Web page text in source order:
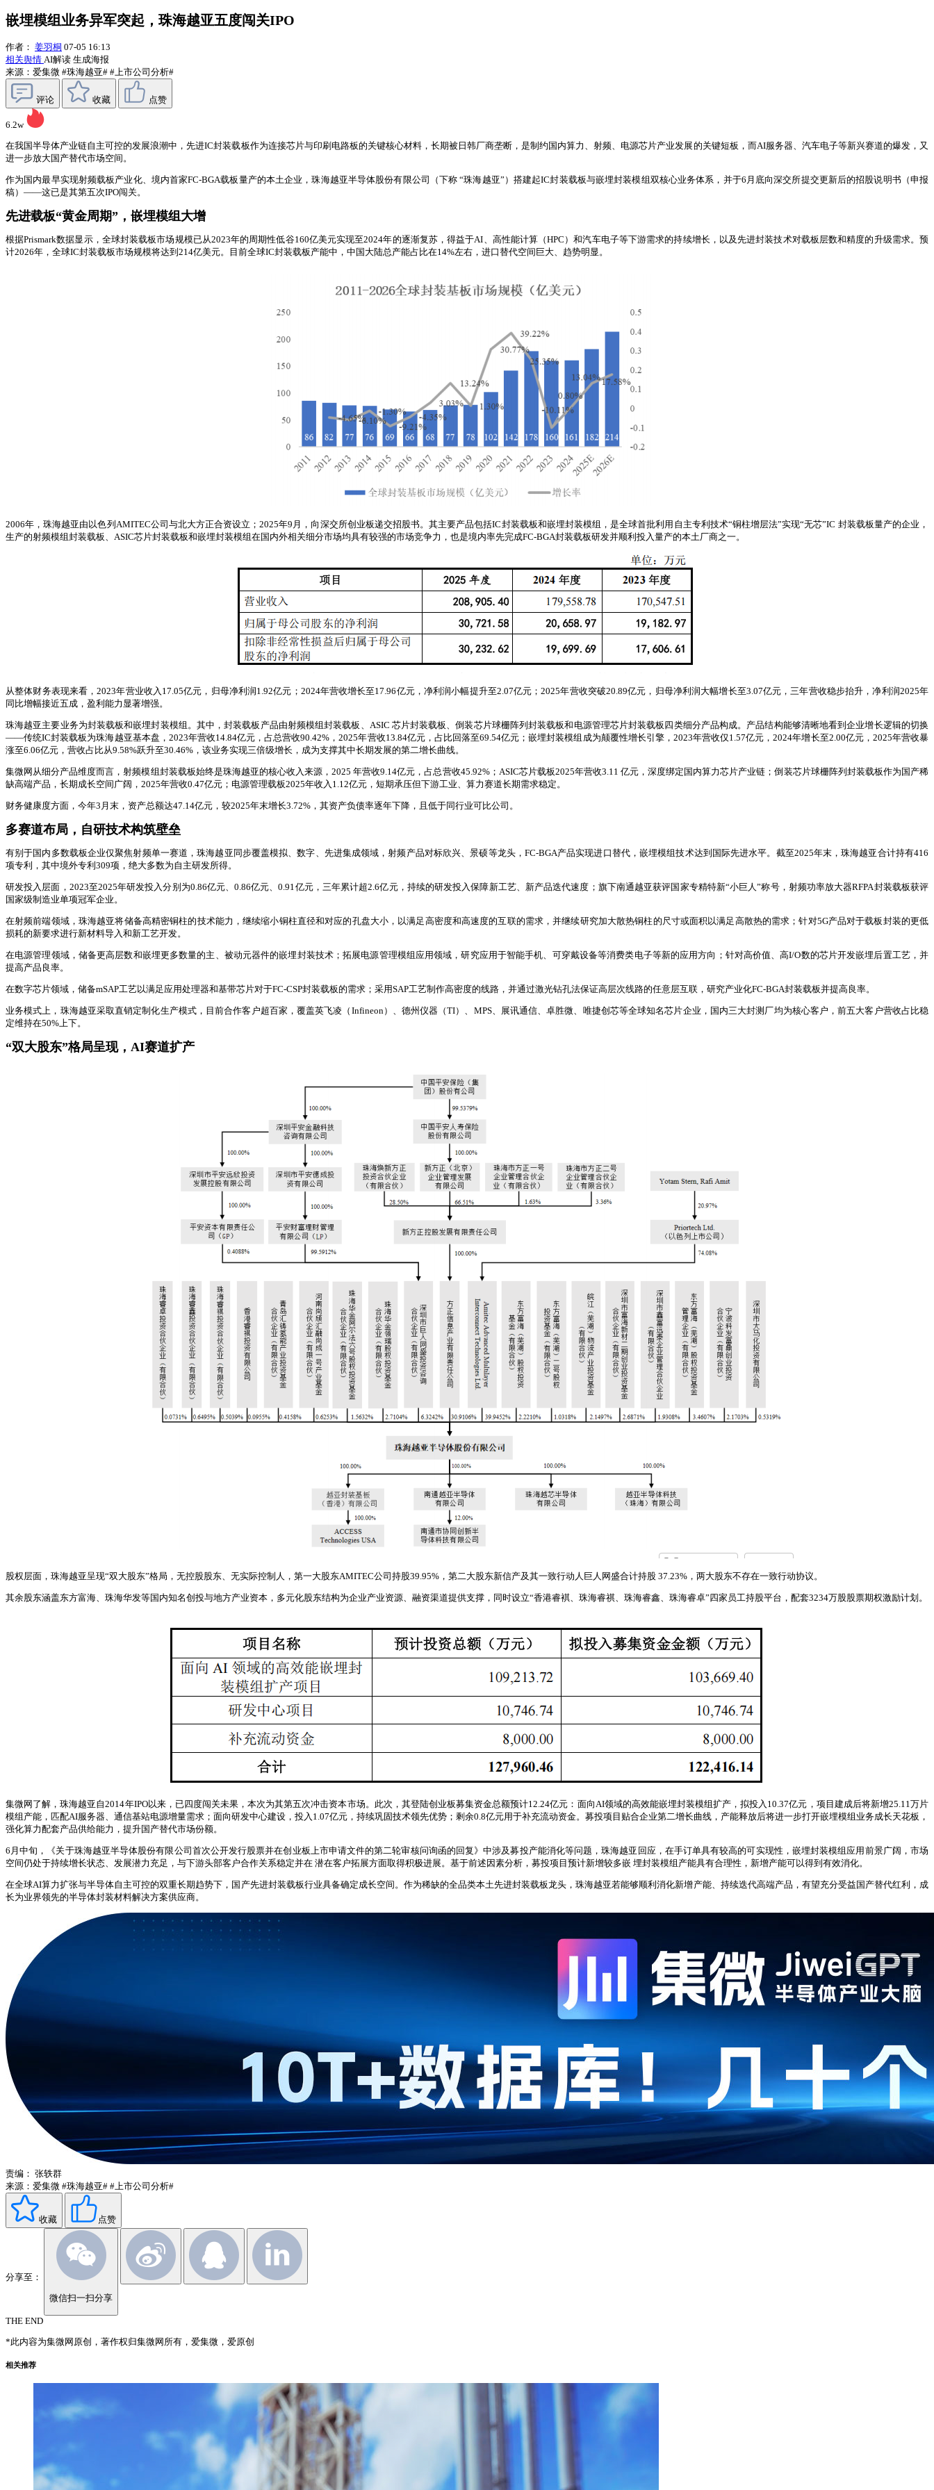
嵌埋模组业务异军突起，珠海越亚五度闯关IPO
作者： 姜羽桐 07-05 16:13
相关舆情 AI解读 生成海报
来源：爱集微 #珠海越亚# #上市公司分析#
评论 收藏 点赞
6.2w
在我国半导体产业链自主可控的发展浪潮中，先进IC封装载板作为连接芯片与印刷电路板的关键核心材料，长期被日韩厂商垄断，是制约国内算力、射频、电源芯片产业发展的关键短板，而AI服务器、汽车电子等新兴赛道的爆发，又
进一步放大国产替代市场空间。
作为国内最早实现射频载板产业化、境内首家FC-BGA载板量产的本土企业，珠海越亚半导体股份有限公司（下称 “珠海越亚”）搭建起IC封装载板与嵌埋封装模组双核心业务体系，并于6月底向深交所提交更新后的招股说明书（申报
稿）——这已是其第五次IPO闯关。
先进载板“黄金周期”，嵌埋模组大增
根据Prismark数据显示，全球封装载板市场规模已从2023年的周期性低谷160亿美元实现至2024年的逐渐复苏，得益于AI、高性能计算（HPC）和汽车电子等下游需求的持续增长，以及先进封装技术对载板层数和精度的升级需求。预
计2026年，全球IC封装载板市场规模将达到214亿美元。目前全球IC封装载板产能中，中国大陆总产能占比在14%左右，进口替代空间巨大、趋势明显。
2006年，珠海越亚由以色列AMITEC公司与北大方正合资设立；2025年9月，向深交所创业板递交招股书。其主要产品包括IC封装载板和嵌埋封装模组，是全球首批利用自主专利技术“铜柱增层法”实现“无芯”IC 封装载板量产的企业，
生产的射频模组封装载板、ASIC芯片封装载板和嵌埋封装模组在国内外相关细分市场均具有较强的市场竞争力，也是境内率先完成FC-BGA封装载板研发并顺利投入量产的本土厂商之一。
从整体财务表现来看，2023年营业收入17.05亿元，归母净利润1.92亿元；2024年营收增长至17.96亿元，净利润小幅提升至2.07亿元；2025年营收突破20.89亿元，归母净利润大幅增长至3.07亿元，三年营收稳步抬升，净利润2025年
同比增幅接近五成，盈利能力显著增强。
珠海越亚主要业务为封装载板和嵌埋封装模组。其中，封装载板产品由射频模组封装载板、ASIC 芯片封装载板、倒装芯片球栅阵列封装载板和电源管理芯片封装载板四类细分产品构成。产品结构能够清晰地看到企业增长逻辑的切换
——传统IC封装载板为珠海越亚基本盘，2023年营收14.84亿元，占总营收90.42%，2025年营收13.84亿元，占比回落至69.54亿元；嵌埋封装模组成为颠覆性增长引擎，2023年营收仅1.57亿元，2024年增长至2.00亿元，2025年营收暴
涨至6.06亿元，营收占比从9.58%跃升至30.46%，该业务实现三倍级增长，成为支撑其中长期发展的第二增长曲线。
集微网从细分产品维度而言，射频模组封装载板始终是珠海越亚的核心收入来源，2025 年营收9.14亿元，占总营收45.92%；ASIC芯片载板2025年营收3.11 亿元，深度绑定国内算力芯片产业链；倒装芯片球栅阵列封装载板作为国产稀
缺高端产品，长期成长空间广阔，2025年营收0.47亿元；电源管理载板2025年收入1.12亿元，短期承压但下游工业、算力赛道长期需求稳定。
财务健康度方面，今年3月末，资产总额达47.14亿元，较2025年末增长3.72%，其资产负债率逐年下降，且低于同行业可比公司。
多赛道布局，自研技术构筑壁垒
有别于国内多数载板企业仅聚焦射频单一赛道，珠海越亚同步覆盖模拟、数字、先进集成领域，射频产品对标欣兴、景硕等龙头，FC-BGA产品实现进口替代，嵌埋模组技术达到国际先进水平。截至2025年末，珠海越亚合计持有416
项专利，其中境外专利309项，绝大多数为自主研发所得。
研发投入层面，2023至2025年研发投入分别为0.86亿元、0.86亿元、0.91亿元，三年累计超2.6亿元，持续的研发投入保障新工艺、新产品迭代速度；旗下南通越亚获评国家专精特新“小巨人”称号，射频功率放大器RFPA封装载板获评
国家级制造业单项冠军企业。
在射频前端领域，珠海越亚将储备高精密铜柱的技术能力，继续缩小铜柱直径和对应的孔盘大小，以满足高密度和高速度的互联的需求，并继续研究加大散热铜柱的尺寸或面积以满足高散热的需求；针对5G产品对于载板封装的更低
损耗的新要求进行新材料导入和新工艺开发。
在电源管理领域，储备更高层数和嵌埋更多数量的主、被动元器件的嵌埋封装技术；拓展电源管理模组应用领域，研究应用于智能手机、可穿戴设备等消费类电子等新的应用方向；针对高价值、高I/O数的芯片开发嵌埋后置工艺，并
提高产品良率。
在数字芯片领域，储备mSAP工艺以满足应用处理器和基带芯片对于FC-CSP封装载板的需求；采用SAP工艺制作高密度的线路，并通过激光钻孔法保证高层次线路的任意层互联，研究产业化FC-BGA封装载板并提高良率。
业务模式上，珠海越亚采取直销定制化生产模式，目前合作客户超百家，覆盖英飞凌（Infineon）、德州仪器（TI）、MPS、展讯通信、卓胜微、唯捷创芯等全球知名芯片企业，国内三大封测厂均为核心客户，前五大客户营收占比稳
定维持在50%上下。
“双大股东”格局呈现，AI赛道扩产
股权层面，珠海越亚呈现“双大股东”格局，无控股股东、无实际控制人，第一大股东AMITEC公司持股39.95%，第二大股东新信产及其一致行动人巨人网盛合计持股 37.23%，两大股东不存在一致行动协议。
其余股东涵盖东方富海、珠海华发等国内知名创投与地方产业资本，多元化股东结构为企业产业资源、融资渠道提供支撑，同时设立“香港睿褀、珠海睿祺、珠海睿鑫、珠海睿卓”四家员工持股平台，配套3234万股股票期权激励计划。
集微网了解，珠海越亚自2014年IPO以来，已四度闯关未果，本次为其第五次冲击资本市场。此次，其登陆创业板募集资金总额预计12.24亿元：面向AI领域的高效能嵌埋封装模组扩产，拟投入10.37亿元，项目建成后将新增25.11万片
模组产能，匹配AI服务器、通信基站电源增量需求；面向研发中心建设，投入1.07亿元，持续巩固技术领先优势；剩余0.8亿元用于补充流动资金。募投项目贴合企业第二增长曲线，产能释放后将进一步打开嵌埋模组业务成长天花板，
强化算力配套产品供给能力，提升国产替代市场份额。
6月中旬，《关于珠海越亚半导体股份有限公司首次公开发行股票并在创业板上市申请文件的第二轮审核问询函的回复》中涉及募投产能消化等问题，珠海越亚回应，在手订单具有较高的可实现性，嵌埋封装模组应用前景广阔，市场
空间仍处于持续增长状态、发展潜力充足，与下游头部客户合作关系稳定并在 潜在客户拓展方面取得积极进展。基于前述因素分析，募投项目预计新增较多嵌 埋封装模组产能具有合理性，新增产能可以得到有效消化。
在全球AI算力扩张与半导体自主可控的双重长期趋势下，国产先进封装载板行业具备确定成长空间。作为稀缺的全品类本土先进封装载板龙头，珠海越亚若能够顺利消化新增产能、持续迭代高端产品，有望充分受益国产替代红利，成
长为业界领先的半导体封装材料解决方案供应商。
责编： 张轶群
来源：爱集微 #珠海越亚# #上市公司分析#
收藏 点赞
分享至：
微信扫一扫分享
THE END
*此内容为集微网原创，著作权归集微网所有，爱集微，爱原创
相关推荐